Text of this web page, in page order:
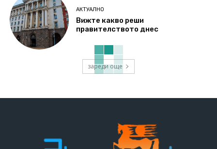
АКТУАЛНО
Вижте какво реши
правителството днес
зареди още